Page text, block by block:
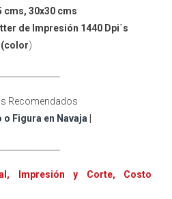
cms, 30x30 cms
de Impresión 1440 Dpi´s
(color)
Recomendados
o Figura en Navaja
Impresión y Corte, Costo